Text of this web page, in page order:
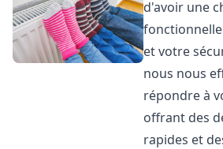
d'avoir une
et votre
nous nous
répondre à
offrant des
rapides et